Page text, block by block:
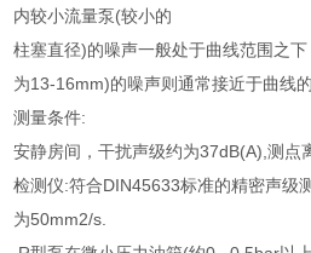
内较小流量泵(较小的
柱塞直径)的噪声一般处于曲线范围之
为13-16mm)的噪声则通常接近于曲线
测量条件:
安静房间，干扰声级约为37dB(A),测点
检测仪:符合DIN45633标准的精密声级
为50mm2/s.